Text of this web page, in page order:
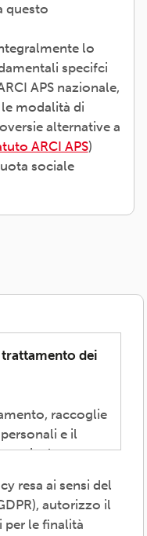
questo
lo
specifci
APS nazionale,
modalità di
alternative a
ARCI APS)
sociale
dei
raccoglie
e il
la
movimento
attività,
resa ai sensi del
autorizzo il
per le finalità